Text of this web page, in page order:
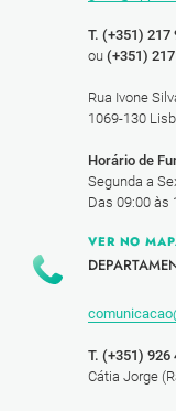
T. (+351) 217
ou (+351)
Rua Ivone
1069-130
Horário de
Segunda a
Das 09:00 às
VER NO
T. (+351) 926
Cátia Jorge